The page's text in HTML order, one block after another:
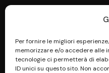
Per fornire le migliori
memorizzare e/o accedere alle
tecnologie ci permetterà di
ID unici su questo sito. Non